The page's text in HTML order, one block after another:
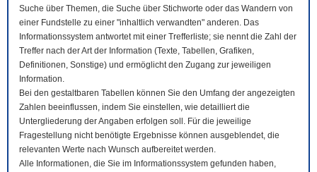
Suche über Themen, die Suche über Stichworte oder das Wandern von
einer Fundstelle zu einer "inhaltlich verwandten" anderen. Das
Informationssystem antwortet mit einer Trefferliste; sie nennt die Zahl der
Treffer nach der Art der Information (Texte, Tabellen, Grafiken,
Definitionen, Sonstige) und ermöglicht den Zugang zur jeweiligen
Information.
Bei den gestaltbaren Tabellen können Sie den Umfang der angezeigten
Zahlen beeinflussen, indem Sie einstellen, wie detailliert die
Untergliederung der Angaben erfolgen soll. Für die jeweilige
Fragestellung nicht benötigte Ergebnisse können ausgeblendet, die
relevanten Werte nach Wunsch aufbereitet werden.
Alle Informationen, die Sie im Informationssystem gefunden haben,